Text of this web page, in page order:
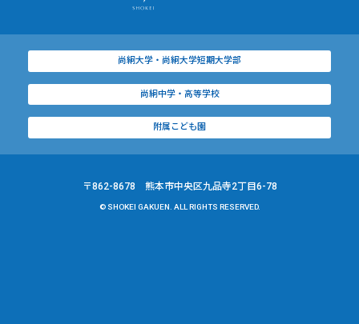
尚絅大学・尚絅大学短期大学部
尚絅中学・高等学校
附属こども園
〒862-8678 熊本市中央区九品寺2丁目6-78
© SHOKEI GAKUEN. ALL RIGHTS RESERVED.